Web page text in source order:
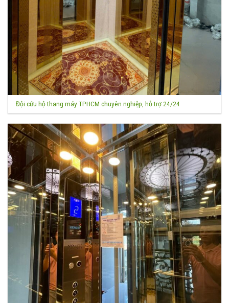
Đội cứu hộ thang máy TPHCM chuyên nghiệp, hỗ trợ 24/24